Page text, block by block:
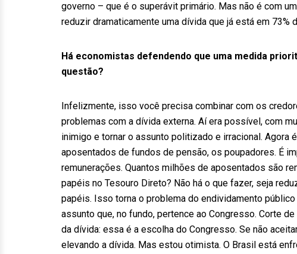
governo – que é o superávit primário. Mas não é com
reduzir dramaticamente uma dívida que já está em 73%
Há economistas defendendo que uma medida
questão?
Infelizmente, isso você precisa combinar com os
problemas com a dívida externa. Aí era possível, com
inimigo e tornar o assunto politizado e irracional. Agora
aposentados de fundos de pensão, os poupadores. É
remunerações. Quantos milhões de aposentados são
papéis no Tesouro Direto? Não há o que fazer, seja
papéis. Isso torna o problema do endividamento
assunto que, no fundo, pertence ao Congresso. Corte
da dívida: essa é a escolha do Congresso. Se não
elevando a dívida. Mas estou otimista. O Brasil está